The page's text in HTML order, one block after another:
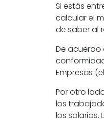
Si estás
calcular el
de saber al
De acuerdo
Empresas
Por otro
los
los salarios.